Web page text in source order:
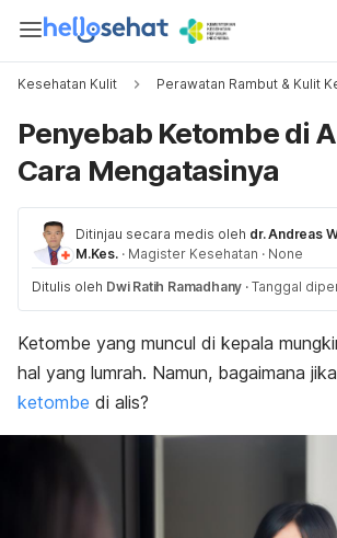
Kesehatan Kulit Perawatan Rambut & Kulit
Penyebab Ketombe di
Cara Mengatasinya
Ditinjau secara medis oleh dr. Andreas
M.Kes. · Magister Kesehatan · None
Ditulis oleh Dwi Ratih Ramadhany · Tanggal
Ketombe yang muncul di kepala
hal yang lumrah. Namun, bagaimana
ketombe di alis?